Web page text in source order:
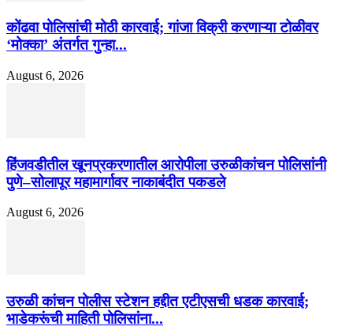
कोंढवा पोलिसांची मोठी कारवाई; गांजा विक्री करणाऱ्या टोळीवर
‘मोक्का’ अंतर्गत गुन्हा...
August 6, 2026
हिंजवडीतील खूनप्रकरणातील आरोपीला उरुळीकांचन पोलिसांनी
पुणे–सोलापूर महामार्गावर नाकाबंदीत पकडले
August 6, 2026
उरुळी कांचन पोलीस स्टेशन हद्दीत एटीएसची धडक कारवाई;
भाडेकरूंची माहिती पोलिसांना...